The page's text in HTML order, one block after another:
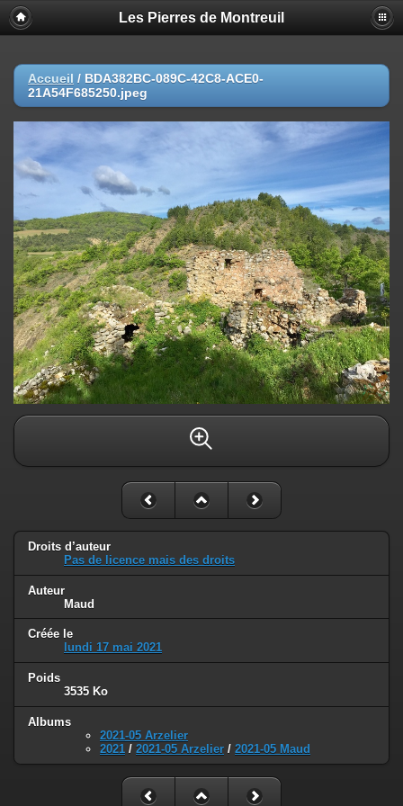
Les Pierres de Montreuil
Accueil / BDA382BC-089C-42C8-ACE0-
21A54F685250.jpeg
Droits d’auteur
Pas de licence mais des droits
Auteur
Maud
Créée le
lundi 17 mai 2021
Poids
3535 Ko
Albums
2021-05 Arzelier
2021 / 2021-05 Arzelier / 2021-05 Maud